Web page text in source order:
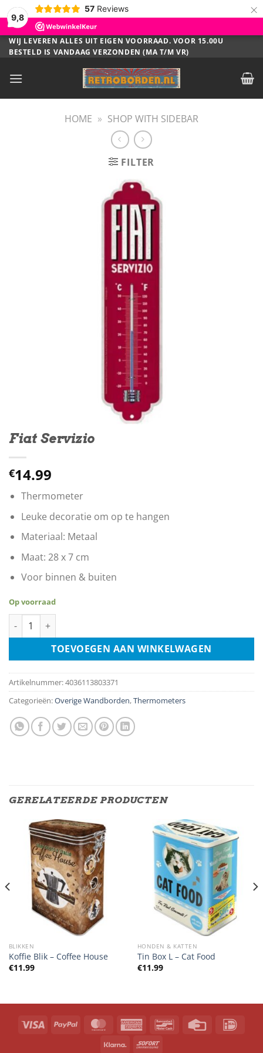
9,8
57 Reviews ×
Ga
naar
WIJ LEVEREN ALLES UIT EIGEN VOORRAAD. VOOR 15.00U
BESTELD IS VANDAAG VERZONDEN (MA T/M VR)
HOME » SHOP WITH SIDEBAR
FILTER
Fiat Servizio
€14.99
Thermometer
Leuke decoratie om op te hangen
Materiaal: Metaal
Maat: 28 x 7 cm
Voor binnen & buiten
Op voorraad
Fiat Servizio aantal
TOEVOEGEN AAN WINKELWAGEN
Artikelnummer:4036113803371
Categorieën:Overige Wandborden,Thermometers
GERELATEERDE PRODUCTEN
BLIKKEN
Koffie Blik – Coffee House
€11.99
HONDEN & KATTEN
Tin Box L – Cat Food
€11.99